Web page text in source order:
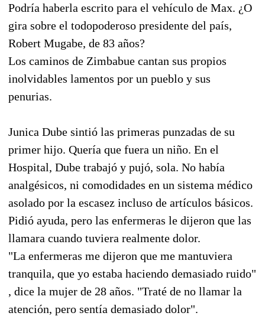
Podría haberla escrito para el vehículo de Max. ¿O
gira sobre el todopoderoso presidente del país,
Robert Mugabe, de 83 años?
Los caminos de Zimbabue cantan sus propios
inolvidables lamentos por un pueblo y sus
penurias.
Junica Dube sintió las primeras punzadas de su
primer hijo. Quería que fuera un niño. En el
Hospital, Dube trabajó y pujó, sola. No había
analgésicos, ni comodidades en un sistema médico
asolado por la escasez incluso de artículos básicos.
Pidió ayuda, pero las enfermeras le dijeron que las
llamara cuando tuviera realmente dolor.
"La enfermeras me dijeron que me mantuviera
tranquila, que yo estaba haciendo demasiado ruido"
, dice la mujer de 28 años. "Traté de no llamar la
atención, pero sentía demasiado dolor".